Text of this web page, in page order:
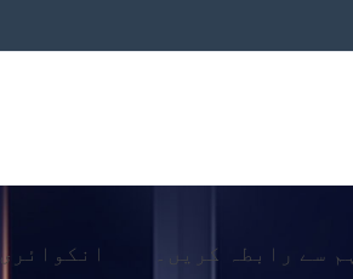
ہم سے رابطہ کریں۔